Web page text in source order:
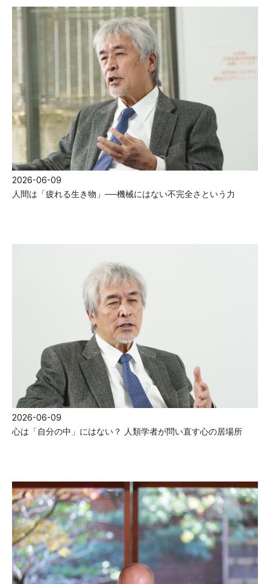
2026-06-09
人間は「疲れる生き物」──機械にはない不完全さという力
2026-06-09
心は「自分の中」にはない？ 人類学者が問い直す心の居場所